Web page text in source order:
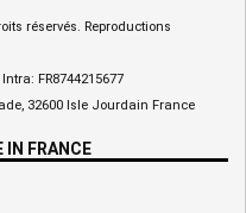
réservés. Reproductions
FR8744215677
32600 Isle Jourdain France
IN FRANCE